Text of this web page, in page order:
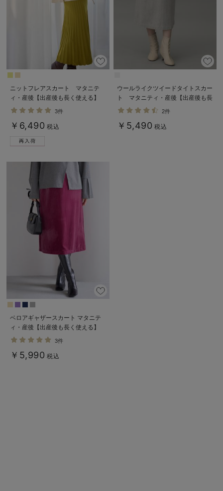
ニットフレアスカート マタニテ
ィ・産後【出産後も長く使える】
3件
￥6,490 税込
ウールライクツイードタイトスカー
ト マタニティ・産後【出産後も長
く使える】
2件
￥5,490 税込
ベロアギャザースカート マタニテ
ィ・産後【出産後も長く使える】
3件
￥5,990 税込